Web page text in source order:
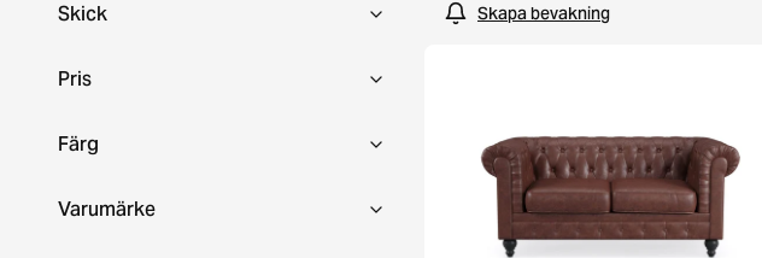
Skick
Pris
Färg
Varumärke
Skapa bevakning